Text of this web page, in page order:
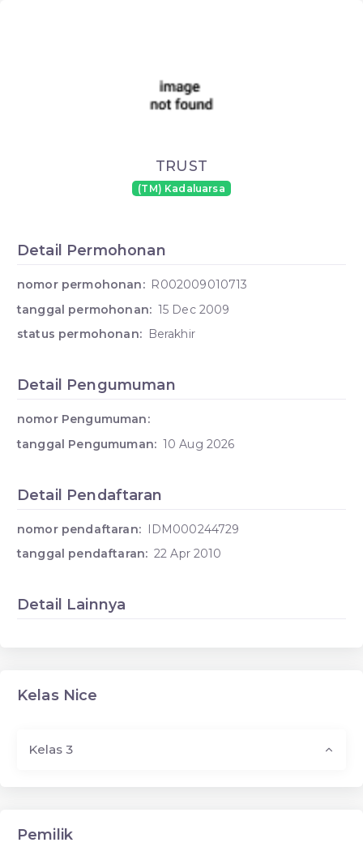
TRUST
(TM) Kadaluarsa
Detail Permohonan
nomor permohonan: R002009010713
tanggal permohonan: 15 Dec 2009
status permohonan: Berakhir
Detail Pengumuman
nomor Pengumuman:
tanggal Pengumuman: 10 Aug 2026
Detail Pendaftaran
nomor pendaftaran: IDM000244729
tanggal pendaftaran: 22 Apr 2010
Detail Lainnya
Kelas Nice
Kelas 3
Pemilik